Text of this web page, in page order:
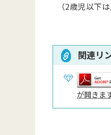
（2歳児以下
関連リ
が開きま